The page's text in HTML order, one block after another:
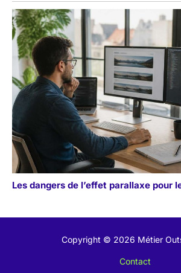
Les dangers de l’effet parallaxe pour
Copyright © 2026 Métier
Contact